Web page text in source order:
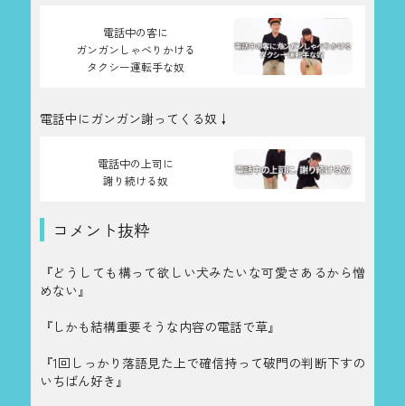
電話中の客に
ガンガンしゃべりかける
タクシー運転手な奴
電話中にガンガン謝ってくる奴↓
電話中の上司に
謝り続ける奴
コメント抜粋
『どうしても構って欲しい犬みたいな可愛さあるから憎
めない』
『しかも結構重要そうな内容の電話で草』
『1回しっかり落語見た上で確信持って破門の判断下すの
いちばん好き』